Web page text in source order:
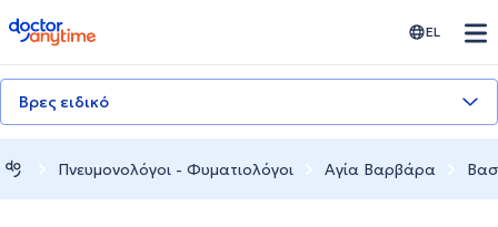
doctoranytime EL
Βρες ειδικό
Πνευμονολόγοι - Φυματιολόγοι Αγία Βαρβάρα